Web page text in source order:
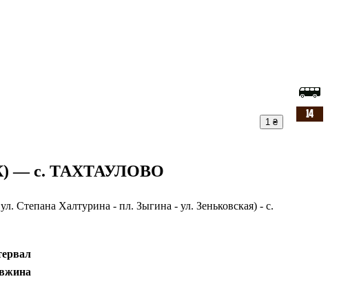
1 ₴
— с. ТАХТАУЛОВО
Халтурина - пл. Зыгина - ул. Зеньковская) - с.